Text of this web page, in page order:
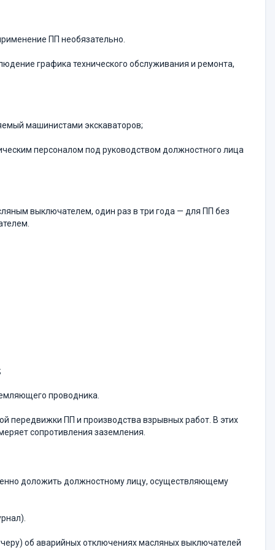
ПП необязательно.
графика технического обслуживания и ремонта,
машинистами экскаваторов;
персоналом под руководством должностного лица
выключателем, один раз в три года — для ПП без
проводника.
передвижки ПП и производства взрывных работ. В этих
сопротивления заземления.
доложить должностному лицу, осуществляющему
об аварийных отключениях масляных выключателей